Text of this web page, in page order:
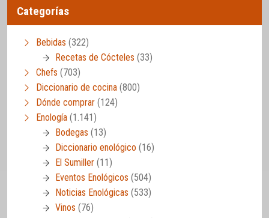
Categorías
Bebidas (322)
Recetas de Cócteles (33)
Chefs (703)
Diccionario de cocina (800)
Dónde comprar (124)
Enología (1.141)
Bodegas (13)
Diccionario enológico (16)
El Sumiller (11)
Eventos Enológicos (504)
Noticias Enológicas (533)
Vinos (76)